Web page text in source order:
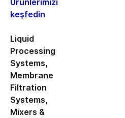
Ürünlerimizi
keşfedin
Liquid
Processing
Systems,
Membrane
Filtration
Systems,
Mixers &